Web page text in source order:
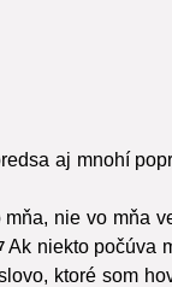
aj mnohí
nie vo mňa
Ak niekto počúva
ktoré som